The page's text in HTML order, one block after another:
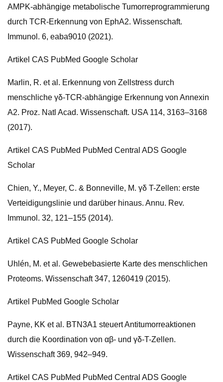
AMPK-abhängige metabolische Tumorreprogrammierung
durch TCR-Erkennung von EphA2. Wissenschaft.
Immunol. 6, eaba9010 (2021).
Artikel CAS PubMed Google Scholar
Marlin, R. et al. Erkennung von Zellstress durch
menschliche γδ-TCR-abhängige Erkennung von Annexin
A2. Proz. Natl Acad. Wissenschaft. USA 114, 3163–3168
(2017).
Artikel CAS PubMed PubMed Central ADS Google
Scholar
Chien, Y., Meyer, C. & Bonneville, M. γδ T-Zellen: erste
Verteidigungslinie und darüber hinaus. Annu. Rev.
Immunol. 32, 121–155 (2014).
Artikel CAS PubMed Google Scholar
Uhlén, M. et al. Gewebebasierte Karte des menschlichen
Proteoms. Wissenschaft 347, 1260419 (2015).
Artikel PubMed Google Scholar
Payne, KK et al. BTN3A1 steuert Antitumorreaktionen
durch die Koordination von αβ- und γδ-T-Zellen.
Wissenschaft 369, 942–949.
Artikel CAS PubMed PubMed Central ADS Google